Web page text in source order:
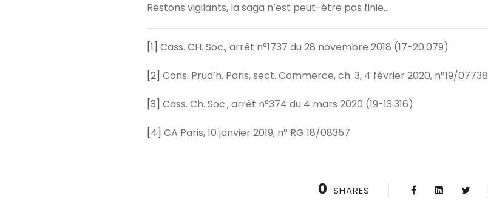
Restons vigilants, la saga n’est peut-être pas finie…
[1] Cass. CH. Soc., arrêt n°1737 du 28 novembre 2018 (17-20.079)
[2] Cons. Prud’h. Paris, sect. Commerce, ch. 3, 4 février 2020, n°19/07738
[3] Cass. Ch. Soc., arrêt n°374 du 4 mars 2020 (19-13.316)
[4] CA Paris, 10 janvier 2019, n° RG 18/08357
0 SHARES